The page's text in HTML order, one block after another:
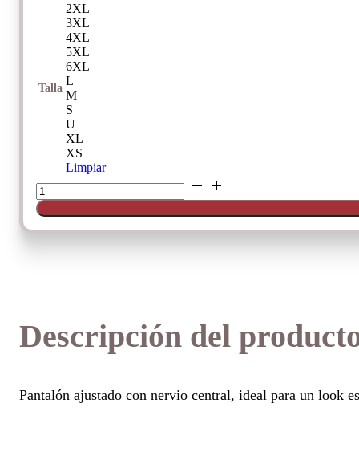
Talla
2XL
3XL
4XL
5XL
6XL
L
M
S
U
XL
XS
Limpiar
Pantalón
ajustado
de
Descripción del
Pantalón ajustado con nervio central, ideal para un look